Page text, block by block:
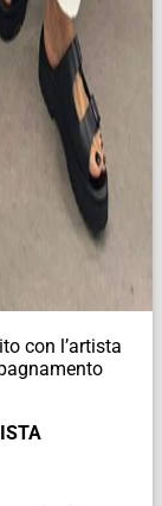
con l’artista